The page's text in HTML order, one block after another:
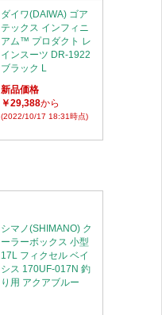
ダイワ(DAIWA) ゴア
テックス インフィニ
アム™ プロダクト レ
インスーツ DR-1922
ブラック L
新品価格
￥29,388から
(2022/10/17 18:31時点)
シマノ(SHIMANO) ク
ーラーボックス 小型
17L フィクセル ベイ
シス 170UF-017N 釣
り用 アクアブルー